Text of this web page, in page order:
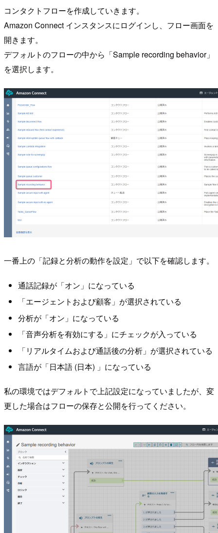
コンタクトフローを作成していきます。
Amazon Connect インスタンスにログインし、フロー画面を
開きます。
デフォルトのフローの中から「Sample recording behavior」
を選択します。
一番上の「記録と分析の動作を設定」で以下を確認します。
通話記録が「オン」になっている
「エージェントおよび顧客」が選択されている
分析が「オン」になっている
「音声分析を有効にする」にチェックが入っている
「リアルタイムおよび通話後の分析」が選択されている
言語が「日本語 (日本) 」になっている
私の環境ではデフォルトで上記設定になっていましたが、変
更した場合はフローの保存と公開を行ってください。